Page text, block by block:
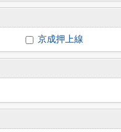
京成押上線